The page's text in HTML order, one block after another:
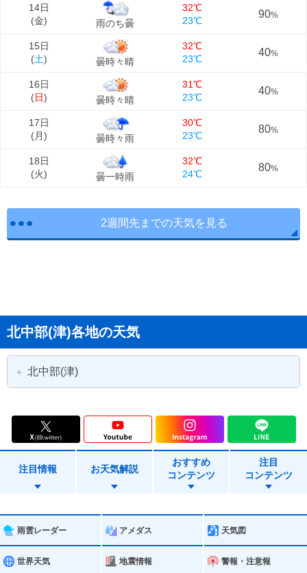
14日
(金) 雨のち曇
32℃
23℃
90%
15日
(土) 曇時々晴
32℃
23℃
40%
16日
(日) 曇時々晴
31℃
23℃
40%
17日
(月) 曇時々雨
30℃
23℃
80%
18日
(火) 曇一時雨
32℃
24℃
80%
2週間先までの天気を見る
北中部(津)各地の天気
北中部(津)
松阪市 桑名市
鈴鹿市 名張市
伊賀市
東員町
注目情報 お天気解説
おすすめ
コンテンツ
注目
コンテンツ
雨雲レーダー アメダス 天気図
世界天気 地震情報 警報・注意報